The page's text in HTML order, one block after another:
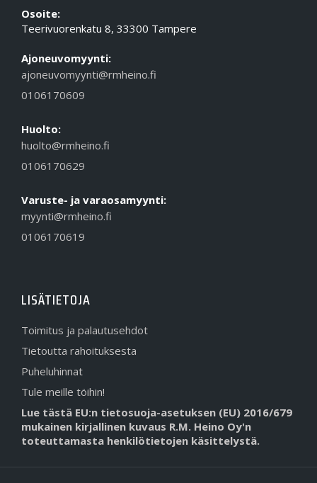
Osoite:
Teerivuorenkatu 8, 33300 Tampere
Ajoneuvomyynti:
ajoneuvomyynti@rmheino.fi
0106170609
Huolto:
huolto@rmheino.fi
0106170629
Varuste- ja varaosamyynti:
myynti@rmheino.fi
0106170619
LISÄTIETOJA
Toimitus ja palautusehdot
Tietoutta rahoituksesta
Puheluhinnat
Tule meille töihin!
Lue tästä EU:n tietosuoja-asetuksen (EU) 2016/679
mukainen kirjallinen kuvaus R.M. Heino Oy'n
toteuttamasta henkilötietojen käsittelystä.